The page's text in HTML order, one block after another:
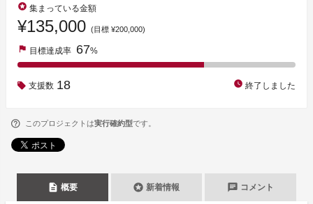
stars 集まっている金額
¥135,000 (目標 ¥200,000)
flag 目標達成率 67%
支援数 18 watch_later 終了しました
このプロジェクトは実行確約型です。
description 概要 stars 新着情報 chat コメント